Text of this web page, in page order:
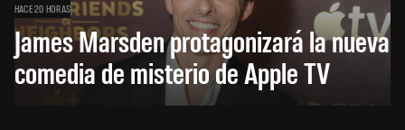
HACE 20 HORAS
James Marsden protagonizará la nueva
comedia de misterio de Apple TV